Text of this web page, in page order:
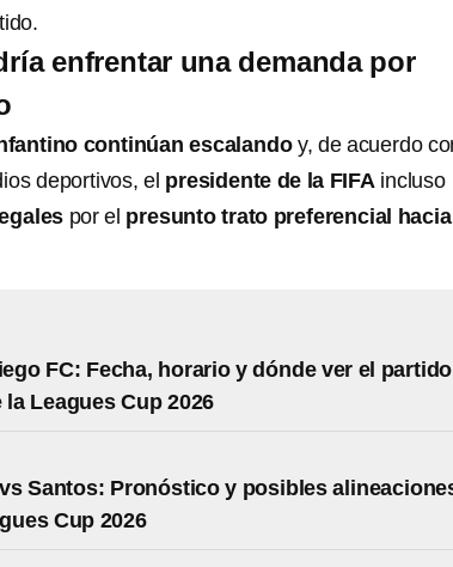
enfrentar una demanda por
continúan escalandoy, de acuerdo
deportivos, el presidente de la FIFAincluso
por el presunto trato preferencial hacia
FC: Fecha, horario y dónde ver el partido
Leagues Cup 2026
Santos: Pronóstico y posibles
Cup 2026